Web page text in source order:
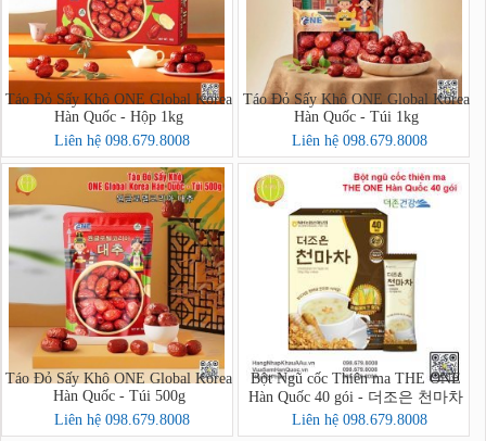
Táo Đỏ Sấy Khô ONE Global Korea
Hàn Quốc - Hộp 1kg
Liên hệ 098.679.8008
Táo Đỏ Sấy Khô ONE Global Korea
Hàn Quốc - Túi 1kg
Liên hệ 098.679.8008
Táo Đỏ Sấy Khô ONE Global Korea
Hàn Quốc - Túi 500g
Liên hệ 098.679.8008
Bột Ngũ cốc Thiên ma THE ONE
Hàn Quốc 40 gói - 더조은 천마차
40포
Liên hệ 098.679.8008